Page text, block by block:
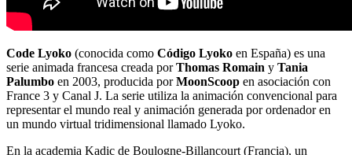
Code Lyoko (conocida como Código Lyoko en España) es una
serie animada francesa creada porThomas Romain y Tania
Palumbo en 2003, producida porMoonScoop en asociación con
France 3 y Canal J. La serie utiliza la animación convencional para
representar el mundo real y animación generada por ordenador en
un mundo virtual tridimensional llamado Lyoko.
En la academia Kadic de Boulogne-Billancourt (Francia), un